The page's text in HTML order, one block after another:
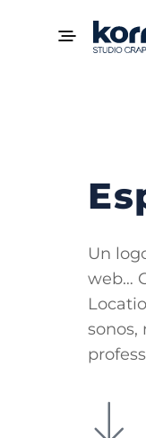
Un
web…
sonos,